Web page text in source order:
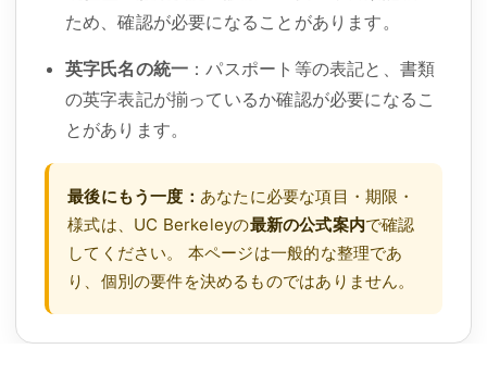
ため、確認が必要になることがあります。
英字氏名の統一 ：パスポート等の表記と、書類
の英字表記が揃っているか確認が必要になるこ
とがあります。
最後にもう一度： あなたに必要な項目・期限・
様式は、UC Berkeleyの最新の公式案内で確認
してください。 本ページは一般的な整理であ
り、個別の要件を決めるものではありません。